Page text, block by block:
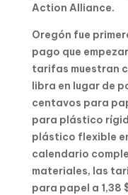
Action Alliance.
Oregón fue
pago que
tarifas muestran
libra en lugar de
centavos para
para plástico
plástico flexible
calendario
materiales, las
para papel a 1,38